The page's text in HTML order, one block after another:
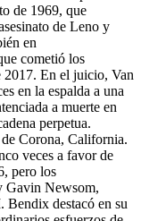
de 1969, que
de Leno y
en
cometió los
2017. En el juicio, Van
en la espalda a una
a muerte en
perpetua.
Corona, California.
veces a favor de
pero los
Gavin Newsom,
Bendix destacó en su